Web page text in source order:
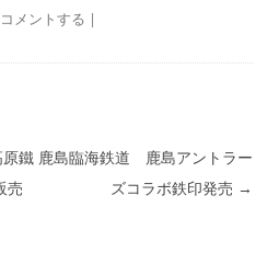
コメントする |
鐵
売
鹿島臨海鉄道 鹿島アントラー
ズコラボ鉄印発売 →